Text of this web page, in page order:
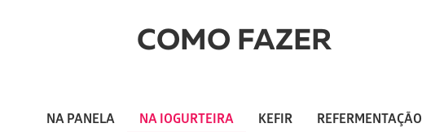
COMO FAZER
NA PANELA NA IOGURTEIRA KEFIR REFERMENTAÇÃO